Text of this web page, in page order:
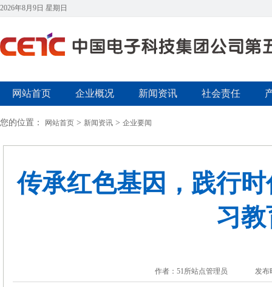
2026年8月9日 星期日
网站首页 企业概况 新闻资讯 社会责任
您的位置： 网站首页 > 新闻资讯 > 企业要闻
传承红色基因，践行
习
作者：51所站点管理员 发布